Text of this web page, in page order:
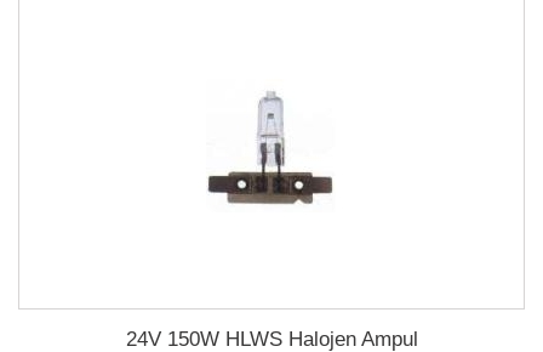
24V 150W HLWS Halojen Ampul